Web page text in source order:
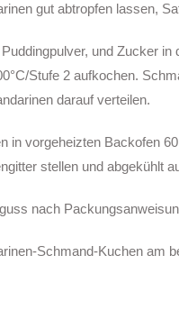
gut abtropfen lassen,
und Zucker
Stufe 2 aufkochen.
darauf verteilen.
in vorgeheizten Backofen
stellen und abgekühlt
nach
Schmand-Kuchen am